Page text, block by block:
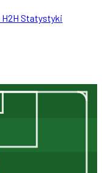
H2H Statystyki